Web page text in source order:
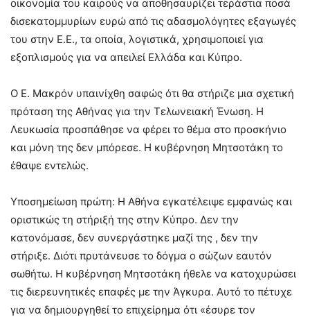
οικονομία του καιρούς να αποθησαυρίζει τεράστια ποσά
δισεκατομμυρίων ευρώ από τις αδασμολόγητες εξαγωγές
του στην Ε.Ε., τα οποία, λογιστικά, χρησιμοποιεί για
εξοπλισμούς για να απειλεί Ελλάδα και Κύπρο.
Ο Ε. Μακρόν υπαινίχθη σαφώς ότι θα στήριζε μια σχετική
πρόταση της Αθήνας για την Τελωνειακή Ένωση. Η
Λευκωσία προσπάθησε να φέρει το θέμα στο προσκήνιο
και μόνη της δεν μπόρεσε. Η κυβέρνηση Μητσοτάκη το
έθαψε εντελώς.
Υποσημείωση πρώτη: Η Αθήνα εγκατέλειψε εμφανώς και
οριστικώς τη στήριξή της στην Κύπρο. Δεν την
κατονόμασε, δεν συνεργάστηκε μαζί της , δεν την
στήριξε. Διότι πρυτάνευσε το δόγμα ο σώζων εαυτόν
σωθήτω. Η κυβέρνηση Μητσοτάκη ήθελε να κατοχυρώσει
τις διερευνητικές επαφές με την Άγκυρα. Αυτό το πέτυχε
για να δημιουργηθεί το επιχείρημα ότι «έσυρε τον